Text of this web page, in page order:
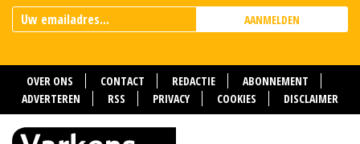
AANMELDEN
OVER ONS CONTACT REDACTIE
ABONNEMENT
ADVERTEREN
RSS PRIVACY COOKIES DISCLAIMER